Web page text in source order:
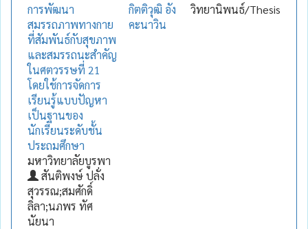
การพัฒนา
สมรรถภาพทางกาย
ที่สัมพันธ์กับสุขภาพ
และสมรรถนะสำคัญ
ในศตวรรษที่ 21
โดยใช้การจัดการ
เรียนรู้แบบปัญหา
เป็นฐานของ
นักเรียนระดับชั้น
ประถมศึกษา
มหาวิทยาลัยบูรพา
สันติพงษ์ ปลั่ง
สุวรรณ;สมศักดิ์
ลิลา;นภพร ทัศ
นัยนา
กิตติวุฒิ อัง
คะนาวิน
วิทยานิพนธ์/Thesis